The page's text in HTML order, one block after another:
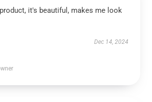
it's beautiful, makes me look
Dec 14, 2024